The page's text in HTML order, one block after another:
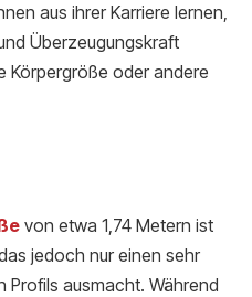
aus ihrer Karriere lernen,
Überzeugungskraft
Körpergröße oder andere
von etwa 1,74 Metern ist
jedoch nur einen sehr
Profils ausmacht. Während